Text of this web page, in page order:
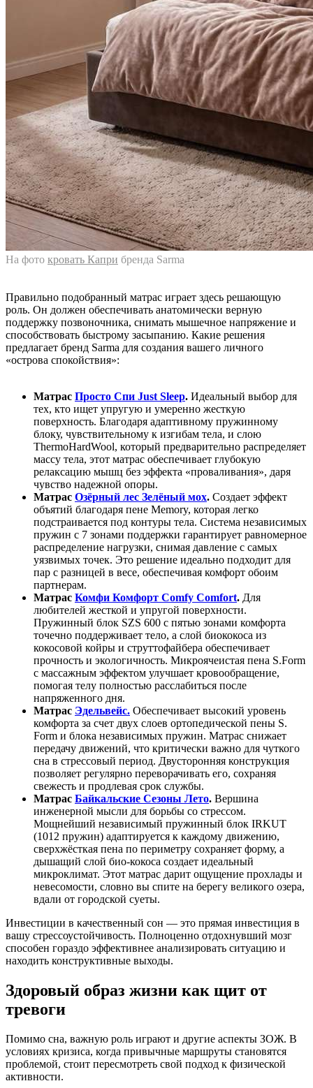
На фото кровать Капри бренда Sarma
Правильно подобранный матрас играет здесь решающую
роль. Он должен обеспечивать анатомически верную
поддержку позвоночника, снимать мышечное напряжение и
способствовать быстрому засыпанию. Какие решения
предлагает бренд Sarma для создания вашего личного
«острова спокойствия»:
Матрас Просто Спи Just Sleep. Идеальный выбор для
тех, кто ищет упругую и умеренно жесткую
поверхность. Благодаря адаптивному пружинному
блоку, чувствительному к изгибам тела, и слою
ThermoHardWool, который предварительно распределяет
массу тела, этот матрас обеспечивает глубокую
релаксацию мышц без эффекта «проваливания», даря
чувство надежной опоры.
Матрас Озёрный лес Зелёный мох. Создает эффект
объятий благодаря пене Memory, которая легко
подстраивается под контуры тела. Система независимых
пружин с 7 зонами поддержки гарантирует равномерное
распределение нагрузки, снимая давление с самых
уязвимых точек. Это решение идеально подходит для
пар с разницей в весе, обеспечивая комфорт обоим
партнерам.
Матрас Комфи Комфорт Comfy Comfort. Для
любителей жесткой и упругой поверхности.
Пружинный блок SZS 600 с пятью зонами комфорта
точечно поддерживает тело, а слой биококоса из
кокосовой койры и струттофайбера обеспечивает
прочность и экологичность. Микроячеистая пена S.Form
с массажным эффектом улучшает кровообращение,
помогая телу полностью расслабиться после
напряженного дня.
Матрас Эдельвейс. Обеспечивает высокий уровень
комфорта за счет двух слоев ортопедической пены S.
Form и блока независимых пружин. Матрас снижает
передачу движений, что критически важно для чуткого
сна в стрессовый период. Двусторонняя конструкция
позволяет регулярно переворачивать его, сохраняя
свежесть и продлевая срок службы.
Матрас Байкальские Сезоны Лето. Вершина
инженерной мысли для борьбы со стрессом.
Мощнейший независимый пружинный блок IRKUT
(1012 пружин) адаптируется к каждому движению,
сверхжёсткая пена по периметру сохраняет форму, а
дышащий слой био-кокоса создает идеальный
микроклимат. Этот матрас дарит ощущение прохлады и
невесомости, словно вы спите на берегу великого озера,
вдали от городской суеты.
Инвестиции в качественный сон — это прямая инвестиция в
вашу стрессоустойчивость. Полноценно отдохнувший мозг
способен гораздо эффективнее анализировать ситуацию и
находить конструктивные выходы.
Здоровый образ жизни как щит от
тревоги
Помимо сна, важную роль играют и другие аспекты ЗОЖ. В
условиях кризиса, когда привычные маршруты становятся
проблемой, стоит пересмотреть свой подход к физической
активности.